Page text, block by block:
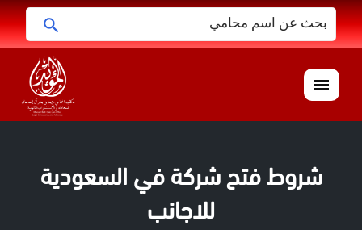
البحث
عن:
القائمة
شروط فتح شركة في السعودية
للاجانب